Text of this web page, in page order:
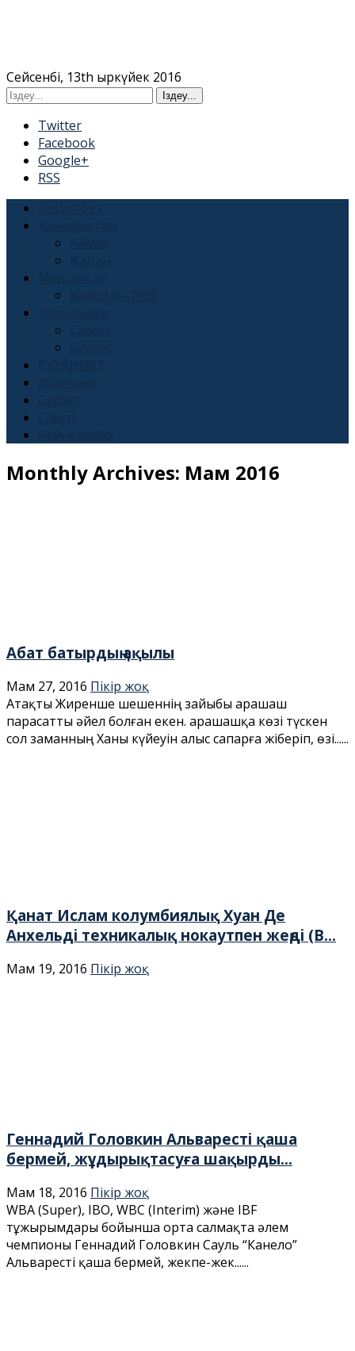
Сейсенбі, 13th Қыркүйек 2016
Twitter
Facebook
Google+
RSS
Monthly Archives: Мам 2016
Абат батырдың ақылы
Мам 27, 2016 Пікір жоқ
Атақты Жиренше шешеннің зайыбы Қарашаш
парасатты әйел болған екен. Қарашашқа көзі түскен
сол заманның Ханы күйеуін алыс сапарға жіберіп, өзі......
Қанат Ислам колумбиялық Хуан Де
Анхельді техникалық нокаутпен жеңді (В...
Мам 19, 2016 Пікір жоқ
Геннадий Головкин Альваресті қаша
бермей, жұдырықтасуға шақырды...
Мам 18, 2016 Пікір жоқ
WBA (Super), IBO, WBC (Interim) және IBF
тұжырымдары бойынша орта салмақта әлем
чемпионы Геннадий Головкин Сауль “Канело”
Альваресті қаша бермей, жекпе-жек......